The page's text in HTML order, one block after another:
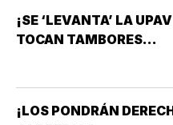
¡SE ‘LEVANTA’ LA
TOCAN TAMBORES...
¡LOS PONDRÁN